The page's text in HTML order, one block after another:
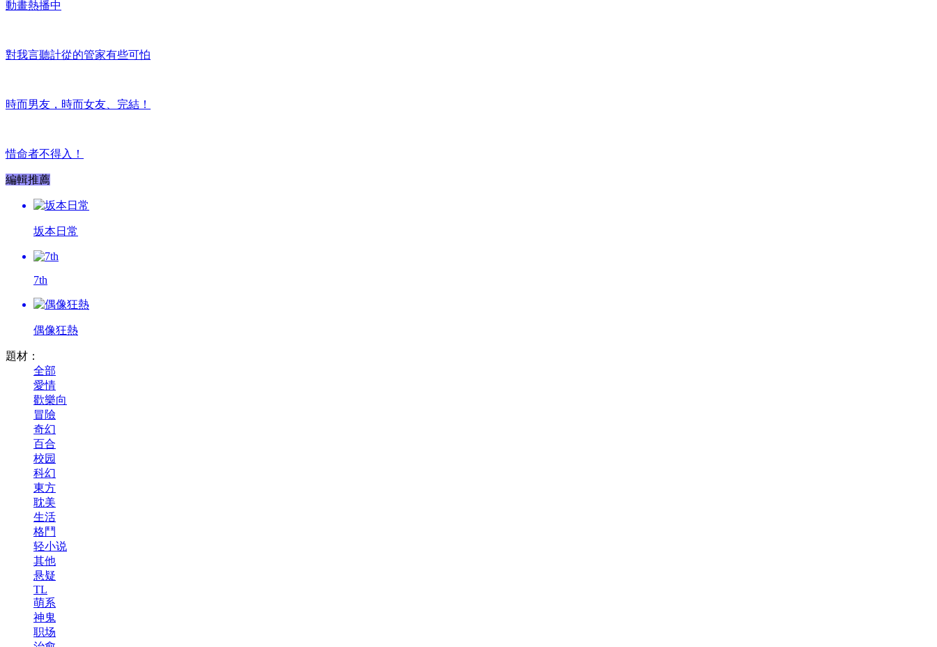
動畫熱播中
對我言聽計從的管家有些可怕
時而男友，時而女友、完結！
惜命者不得入！
編輯推薦
坂本日常
7th
偶像狂熱
題材：
全部
愛情
歡樂向
冒險
奇幻
百合
校园
科幻
東方
耽美
生活
格鬥
轻小说
其他
悬疑
TL
萌系
神鬼
职场